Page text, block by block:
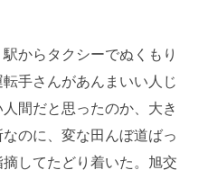
からタクシーでぬくもり
手さんがあんまいい人じ
間だと思ったのか、大き
のに、変な田んぼ道ばっ
してたどり着いた。旭交